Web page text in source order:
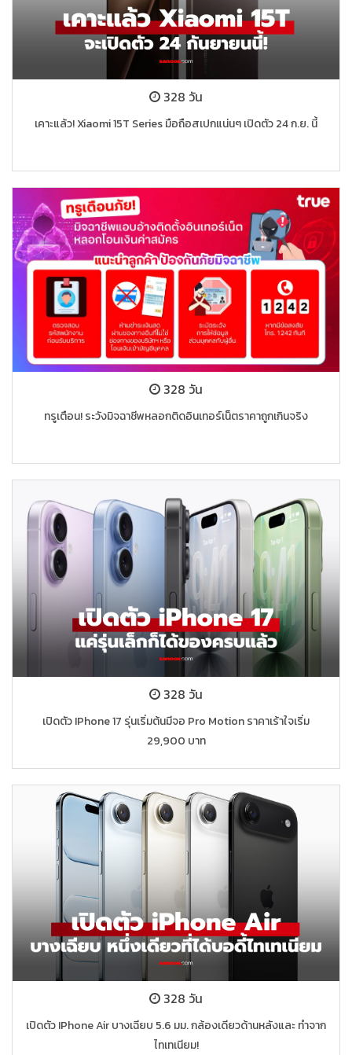
328 วัน
เคาะแล้ว! Xiaomi 15T Series มือถือสเปกแน่นๆ เปิดตัว 24 ก.ย. นี้
328 วัน
ทรูเตือน! ระวังมิจฉาชีพหลอกติดอินเทอร์เน็ตราคาถูกเกินจริง
328 วัน
เปิดตัว IPhone 17 รุ่นเริ่มต้นมีจอ Pro Motion ราคาเร้าใจเริ่ม
29,900 บาท
328 วัน
เปิดตัว IPhone Air บางเฉียบ 5.6 มม. กล้องเดียวด้านหลังและ ทำจาก
ไทเทเนียม!